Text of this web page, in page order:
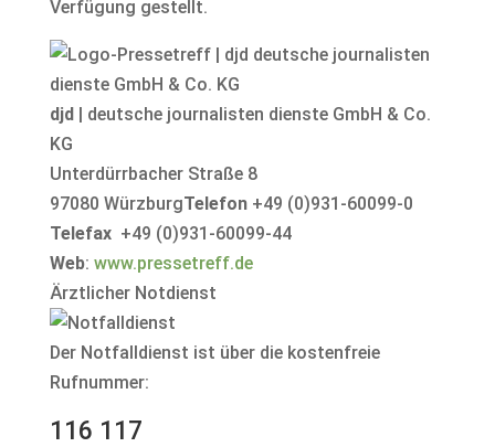
Verfügung gestellt.
djd | deutsche journalisten dienste GmbH & Co.
KG
Unterdürrbacher Straße 8
97080 WürzburgTelefon+49 (0)931-60099-0
Telefax+49 (0)931-60099-44
Web: www.pressetreff.de
Ärztlicher Notdienst
Der Notfalldienst ist über die kostenfreie
Rufnummer:
116 117